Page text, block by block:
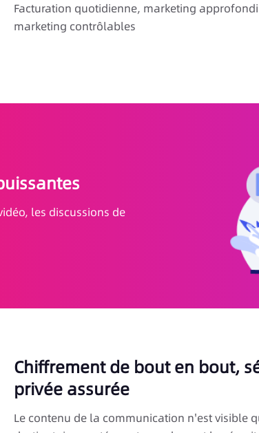
Facturation quotidienne, marketing
marketing contrôlables
les discussions de
Chiffrement de bout en bout,
privée assurée
Le contenu de la communication n'est visible